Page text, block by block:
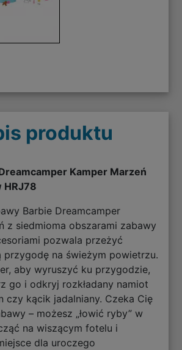
produktu
Kamper Marzeń
HRJ78
Barbie Dreamcamper
z siedmioma obszarami zabawy
pozwala przeżyć
przygodę na świeżym powietrzu.
aby wyruszyć ku przygodzie,
go i odkryj rozkładany namiot
czy kącik jadalniany. Czeka Cię
– możesz „łowić ryby” w
na wiszącym fotelu i
dla uroczego